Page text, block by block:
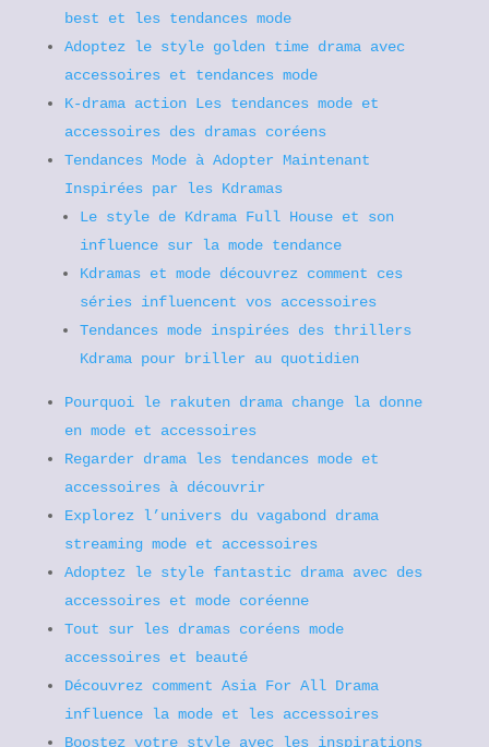
best et les tendances mode
Adoptez le style golden time drama avec
accessoires et tendances mode
K-drama action Les tendances mode et
accessoires des dramas coréens
Tendances Mode à Adopter Maintenant
Inspirées par les Kdramas
Le style de Kdrama Full House et son
influence sur la mode tendance
Kdramas et mode découvrez comment ces
séries influencent vos accessoires
Tendances mode inspirées des thrillers
Kdrama pour briller au quotidien
Pourquoi le rakuten drama change la donne
en mode et accessoires
Regarder drama les tendances mode et
accessoires à découvrir
Explorez l’univers du vagabond drama
streaming mode et accessoires
Adoptez le style fantastic drama avec des
accessoires et mode coréenne
Tout sur les dramas coréens mode
accessoires et beauté
Découvrez comment Asia For All Drama
influence la mode et les accessoires
Boostez votre style avec les inspirations